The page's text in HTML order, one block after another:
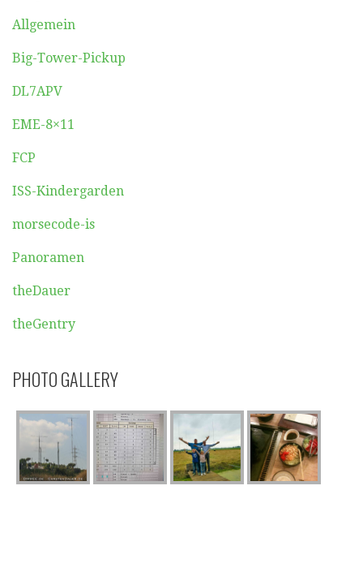
Allgemein
Big-Tower-Pickup
DL7APV
EME-8×11
FCP
ISS-Kindergarden
morsecode-is
Panoramen
theDauer
theGentry
PHOTO GALLERY